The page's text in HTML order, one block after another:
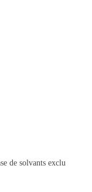
de solvants exclu